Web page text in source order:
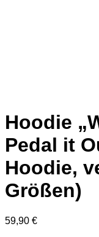
Hoodie
Pedal it
Hoodie,
Größen)
59,90 €